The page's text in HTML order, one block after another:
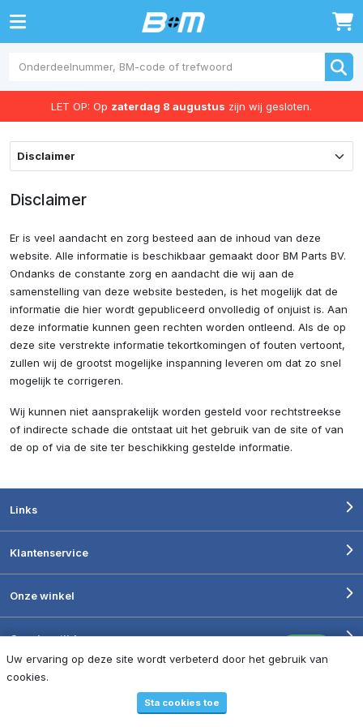
0
LET OP: Op zaterdag 8 augustus zijn wij gesloten.
Uw ervaring op deze site wordt verbeterd door het gebruik van
cookies.
Sta cookies toe
Disclaimer
Er is veel aandacht en zorg besteed aan de inhoud van deze
website. Alle informatie is beschikbaar gemaakt door BM Parts BV.
Ondanks de constante zorg en aandacht die wij aan de
samenstelling van deze website besteden, is het mogelijk dat de
informatie die hier wordt gepubliceerd onvolledig of onjuist is. Aan
deze informatie kunnen geen rechten worden ontleend. Als de op
deze site verstrekte informatie tekortkomingen of fouten vertoont,
zullen wij de grootst mogelijke inspanning leveren om dat zo snel
mogelijk te corrigeren.
Wij kunnen niet aansprakelijk worden gesteld voor rechtstreekse
of indirecte schade die ontstaat uit het gebruik van de site of van
de op of via de site ter beschikking gestelde informatie.
Links
Klantenservice
Onze winkel
Openingstijden